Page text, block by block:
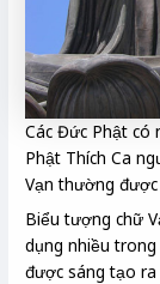
Các Đức Phật có
Phật Thích Ca
Vạn thường
Biểu tượng chữ
dụng nhiều
được sáng tạo